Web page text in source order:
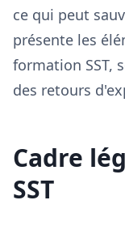
ce qui peut
présente les
formation SST,
des retours
Cadre
SST